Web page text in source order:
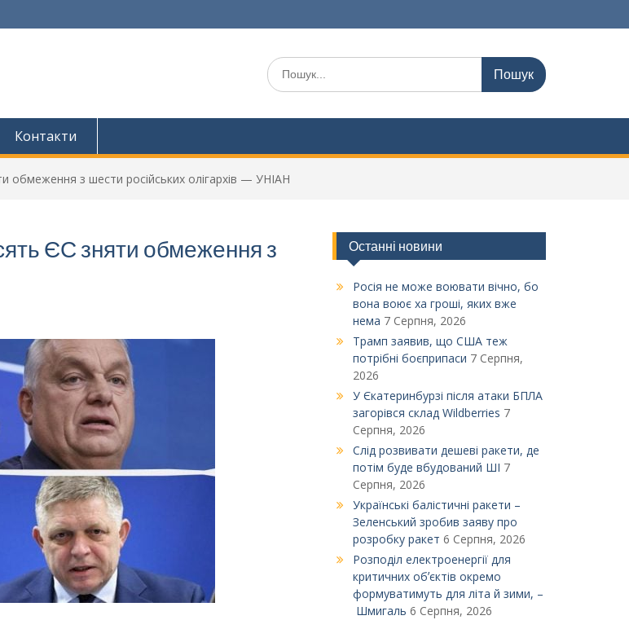
Шукати:
Контакти
обмеження з шести російських олігархів — УНІАН
ЄС зняти обмеження з
Останні новини
Росія не може воювати вічно, бо
вона воює ха гроші, яких вже
нема 7 Серпня, 2026
Трамп заявив, що США теж
потрібні боєприпаси 7 Серпня,
2026
У Єкатеринбурзі після атаки БПЛА
загорівся склад Wildberries 7
Серпня, 2026
Слід розвивати дешеві ракети, де
потім буде вбудований ШІ 7
Серпня, 2026
Українські балістичні ракети –
Зеленський зробив заяву про
розробку ракет 6 Серпня, 2026
Розподіл електроенергії для
критичних обʼєктів окремо
формуватимуть для літа й зими, –
Шмигаль 6 Серпня, 2026